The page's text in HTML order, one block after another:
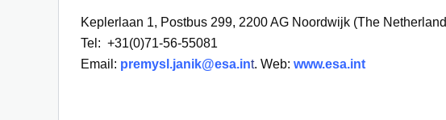
Keplerlaan 1, Postbus 299, 2200 AG Noordwijk (The
Tel: +31(0)71-56-55081
Email: premysl.janik@esa.int. Web: www.esa.int